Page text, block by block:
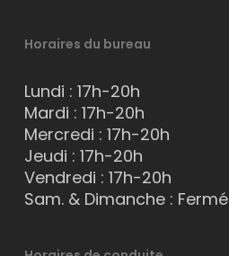
Horaires du bureau
Lundi : 17h-20h
Mardi : 17h-20h
Mercredi : 17h-20h
Jeudi : 17h-20h
Vendredi : 17h-20h
Sam. & Dimanche : Fermé